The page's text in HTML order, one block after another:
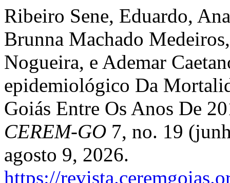
Ribeiro Sene, Eduardo,
Brunna Machado
Nogueira, e Ademar
epidemiológico Da
Goiás Entre Os Anos De
CEREM-GO 7, no. 19
agosto 9, 2026.
https://